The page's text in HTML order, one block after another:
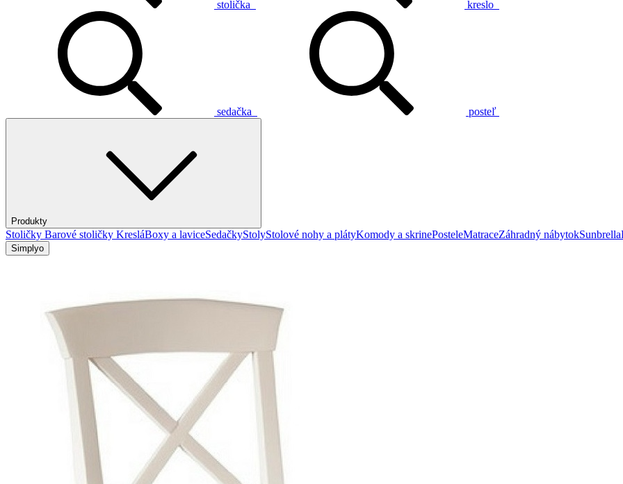
stolička kreslo
sedačka posteľ
Produkty
Stoličky Barové stoličky KresláBoxy a laviceSedačkyStolyStolové nohy a plátyKomody a skrinePosteleMatraceZáhradný nábytokSunbrella
Simplyo